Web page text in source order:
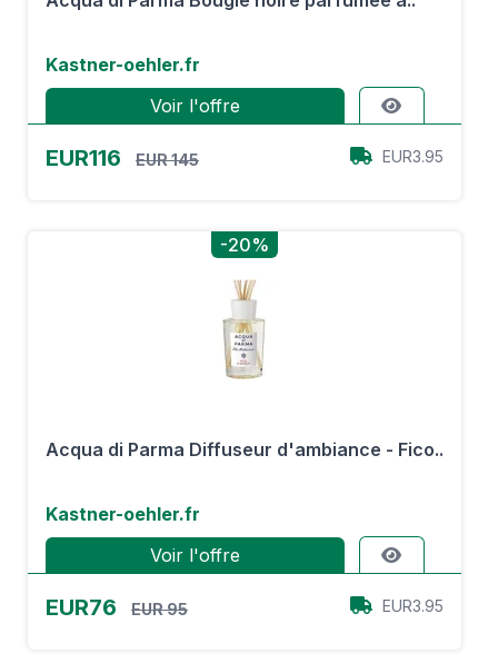
Kastner-oehler.fr
Voir l'offre
EUR116 EUR 145 EUR3.95
-20%
Acqua di Parma Diffuseur d'ambiance - Fico..
Kastner-oehler.fr
Voir l'offre
EUR76 EUR 95 EUR3.95